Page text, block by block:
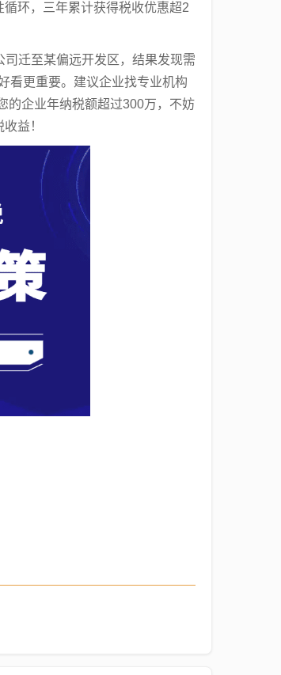
环，三年累计获得税收优惠超2
迁至某偏远开发区，结果发现需
看更重要。建议企业找专业机构
的企业年纳税额超过300万，不妨
益！